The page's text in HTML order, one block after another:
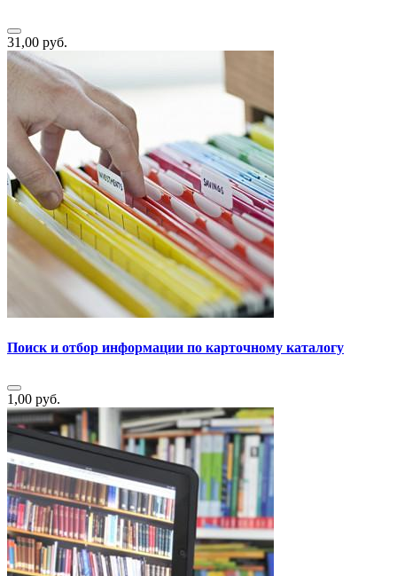
31,00 руб.
Поиск и отбор информации по карточному каталогу
1,00 руб.